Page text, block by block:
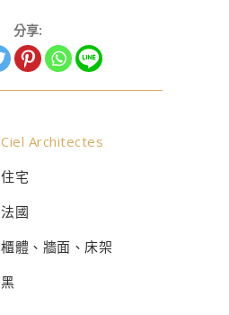
分享:
Ciel Architectes
住宅
法國
櫃體、牆面、床架
黑